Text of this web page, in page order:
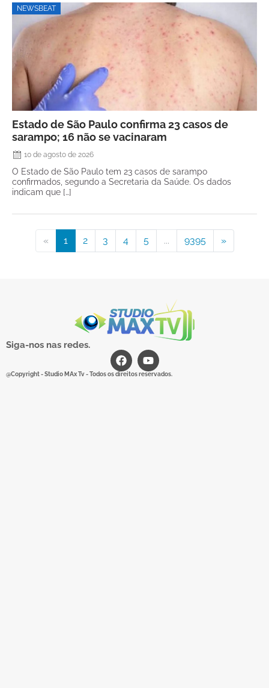
NEWSBEAT
Estado de São Paulo confirma 23 casos de
sarampo; 16 não se vacinaram
10 de agosto de 2026
O Estado de São Paulo tem 23 casos de sarampo
confirmados, segundo a Secretaria da Saúde. Os dados
indicam que […]
« 1 2 3 4 5 ... 9395 »
Siga-nos nas redes.
@Copyright - Studio MAx Tv - Todos os direitos reservados.